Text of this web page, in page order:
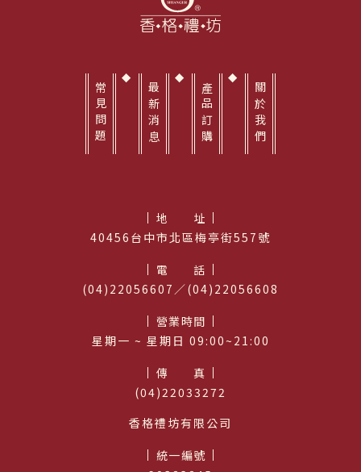
常見問題 最新消息 產品訂購 關於我們
地址
40456台中市北區梅亭街557號
電話
(04)22056607／(04)22056608
營業時間
星期⼀ ~ 星期日 09:00~21:00
傳真
(04)22033272
香格禮坊有限公司
統一編號